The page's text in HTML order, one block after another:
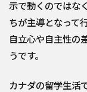
示で動くのではな
ちが主導となって
自立心や自主性の
うです。
カナダの留学生活